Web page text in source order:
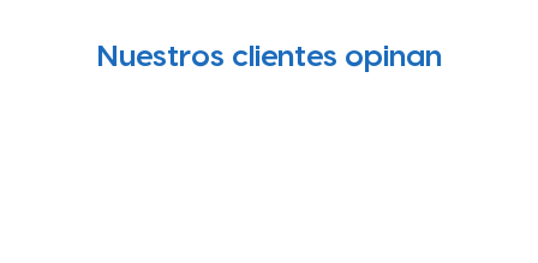
Nuestros clientes opinan